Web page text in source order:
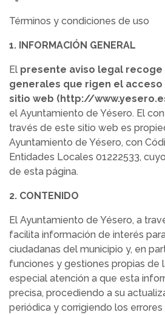
Términos y condiciones de uso
1. INFORMACIÓN GENERAL
El presente aviso legal recoge
generales que rigen el acceso
sitio web (http://
el Ayuntamiento de Yésero. El
través de este sitio web es
Ayuntamiento de Yésero, con
Entidades Locales 01222533,
de esta página.
2. CONTENIDO
El Ayuntamiento de Yésero, a
facilita información de interés
ciudadanas del municipio y, en
funciones y gestiones propias de
especial atención a que esta
precisa, procediendo a su
periódica y corrigiendo los